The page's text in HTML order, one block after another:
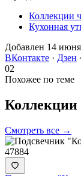
Коллекции
Кухонная
Добавлен 14
ВКонтакте · Дзен ·
02
Похожее по теме
Коллекции
Смотреть все →
47884